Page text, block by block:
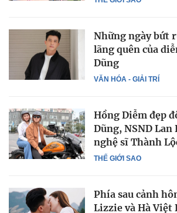
VĂN HÓA - GIẢI TRÍ
Những ngày bứt
lãng quên của
Dũng
THẾ GIỚI SAO
Hồng Diễm đẹp
Dũng, NSND
nghệ sĩ Thành
Phía sau cảnh
Lizzie và Hà Việt